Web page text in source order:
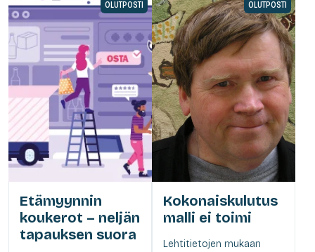
OLUTPOSTI
Etämyynnin
koukerot – neljän
tapauksen suora
OLUTPOSTI
Kokonaiskulutus
malli ei toimi
Lehtitietojen mukaan